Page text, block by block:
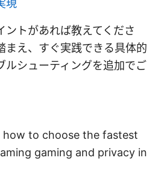
現
ントがあれば教えてくださ
まえ、すぐ実践できる具体的
ルシューティングを追加でご
how to choose the fastest
gaming and privacy in